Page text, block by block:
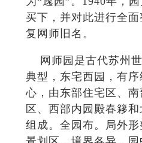
买下，并对此进行全
复网师旧名。
网师园是古代苏州
典型，东宅西园，有
心，由东部住宅区、
区、西部内园殿春簃
组成。全园布。局外